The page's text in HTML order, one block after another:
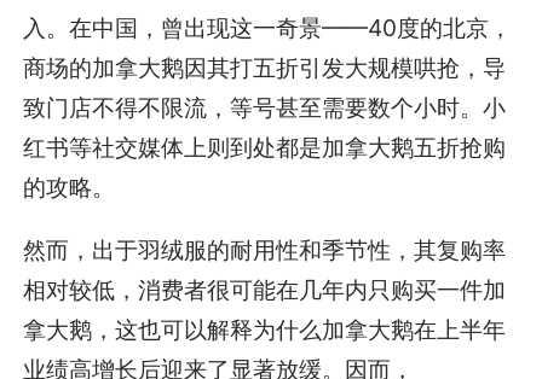
入。在中国，曾出现这一奇景——40度的北京，
商场的加拿大鹅因其打五折引发大规模哄抢，导
致门店不得不限流，等号甚至需要数个小时。小
红书等社交媒体上则到处都是加拿大鹅五折抢购
的攻略。
然而，出于羽绒服的耐用性和季节性，其复购率
相对较低，消费者很可能在几年内只购买一件加
拿大鹅，这也可以解释为什么加拿大鹅在上半年
业绩高增长后迎来了显著放缓。因而，